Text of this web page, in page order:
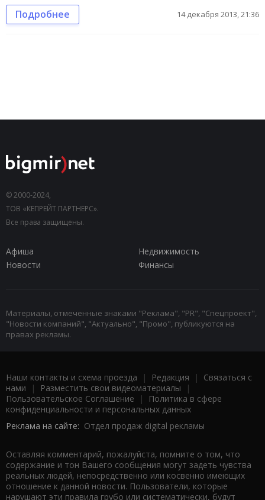
Подробнее 14 декабря 2013, 21:36
© 2000-2024,
ТОВ «КЕПРЕЙТ ПАРТНЕРС».
Все права защищены.
Афиша
Недвижимость
Новости
Финансы
Материалы, отмеченные знаками "Реклама", "PR", "Спецпроект",
"Новости компаний", "Актуально", "Промо", публикуются на
правах рекламы.
Наши контакты и схема проезда | Редакция | Связаться с
нами | Разместить свои видеоматериалы |
Пользовательское Соглашение |
Политика в сфере
конфиденциальности и персональных данных
Реклама на сайте: Отдел продаж digital рекламы
Оставляя комментарий, пожалуйста, помните о том, что
содержание и тон Вашего сообщения могут задеть чувства
реальных людей, непосредственно или косвенно имеющих
отношение к данной новости. Пользователи, которые
нарушают эти правила грубо или систематически, будут